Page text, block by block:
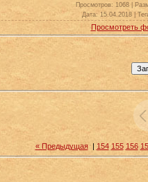
Просмотров: 1068 |
Дата: 15.04.2018 |
Просмотреть
« Предыдущая| 154 155 156